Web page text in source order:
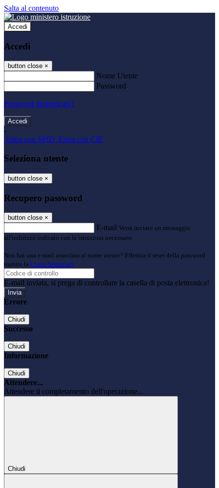
Salta al contenuto
Accedi
Accedi
button close ×
Nome Utente
Password
Password dimenticata?
-
Entra con SPID Entra con CIE
Seleziona utente
button close ×
Recupero password
button close ×
E-mail Verrà inviato un messaggio
all'indirizzo indicato con le istruzioni necessarie.
Non hai una e-mail associata al nome utente? Effettua il reset della password
tramite la Login Spaggiari
E-mail inviata, si prega di controllare la casella di posta elettronica!
Errore
Chiudi
Successo
Chiudi
Informazione
Chiudi
Attendere...
Attendere il completamento dell'operazione...
Chiudi